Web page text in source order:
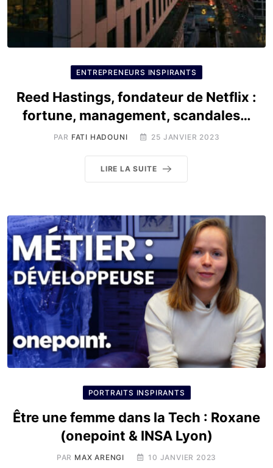
ENTREPRENEURS INSPIRANTS
Reed Hastings, fondateur de Netflix :
fortune, management, scandales…
PAR FATI HADOUNI 25 JANVIER 2023
LIRE LA SUITE
PORTRAITS INSPIRANTS
Être une femme dans la Tech : Roxane
(onepoint & INSA Lyon)
PAR MAX ARENGI 10 JANVIER 2023